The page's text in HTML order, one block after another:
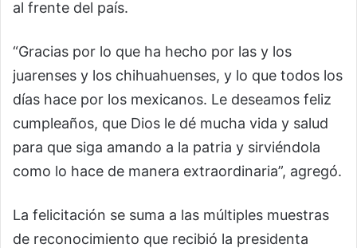
al frente del país.
“Gracias por lo que ha hecho por las y los
juarenses y los chihuahuenses, y lo que todos los
días hace por los mexicanos. Le deseamos feliz
cumpleaños, que Dios le dé mucha vida y salud
para que siga amando a la patria y sirviéndola
como lo hace de manera extraordinaria”, agregó.
La felicitación se suma a las múltiples muestras
de reconocimiento que recibió la presidenta